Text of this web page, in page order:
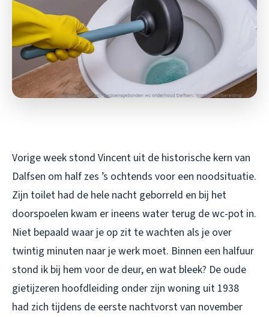
Vorige week stond Vincent uit de historische kern van
Dalfsen om half zes ’s ochtends voor een noodsituatie.
Zijn toilet had de hele nacht geborreld en bij het
doorspoelen kwam er ineens water terug de wc-pot in.
Niet bepaald waar je op zit te wachten als je over
twintig minuten naar je werk moet. Binnen een halfuur
stond ik bij hem voor de deur, en wat bleek? De oude
gietijzeren hoofdleiding onder zijn woning uit 1938
had zich tijdens de eerste nachtvorst van november